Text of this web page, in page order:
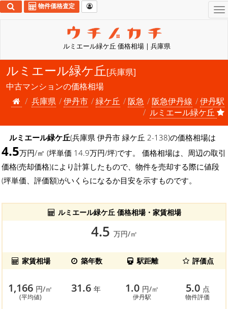
ルミエール緑ケ丘 価格相場 | 兵庫県
物件価格査定
ルミエール緑ケ丘[兵庫県]
中古マンションの価格相場
兵庫県
伊丹市 緑ケ丘 阪急 阪急伊丹線
伊丹駅
ルミエール緑ケ丘
ルミエール緑ケ丘(兵庫県 伊丹市 緑ケ丘 2-138)の価格相場は
4.5万円/㎡ (坪単価 14.9万円/坪)です。 価格相場は、周辺の取引
価格(売却価格)により計算したもので、物件を売却する際に値段
(坪単価、評価額)がいくらになるか目安を示すものです。
ルミエール緑ケ丘 価格相場・家賃相場
4.5 万円/㎡
家賃相場 築年数 駅距離 評価点
1,166 円/㎡
(平均値)
31.6年 1.0 円/㎡
伊丹駅
5.0 点
物件評価